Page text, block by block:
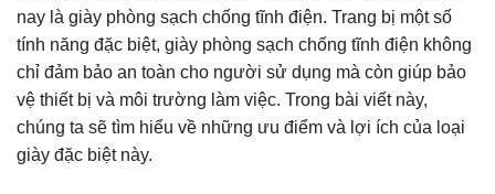
nay là giày phòng sạch chống tĩnh điện. Trang bị một số
tính năng đặc biệt, giày phòng sạch chống tĩnh điện không
chỉ đảm bảo an toàn cho người sử dụng mà còn giúp bảo
vệ thiết bị và môi trường làm việc. Trong bài viết này,
chúng ta sẽ tìm hiểu về những ưu điểm và lợi ích của loại
giày đặc biệt này.